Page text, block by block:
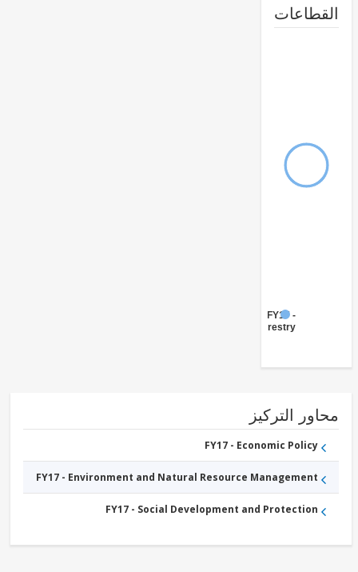
التركيز
FY17 - Economic Policy
FY17 - Environment and Natural Resource Management
FY17 - Social Development and Protection